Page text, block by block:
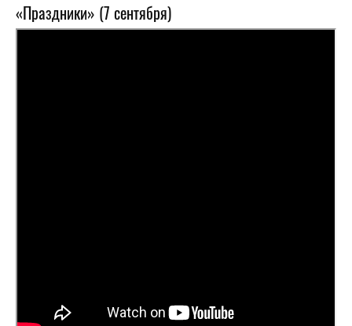
«Праздники» (7 сентября)